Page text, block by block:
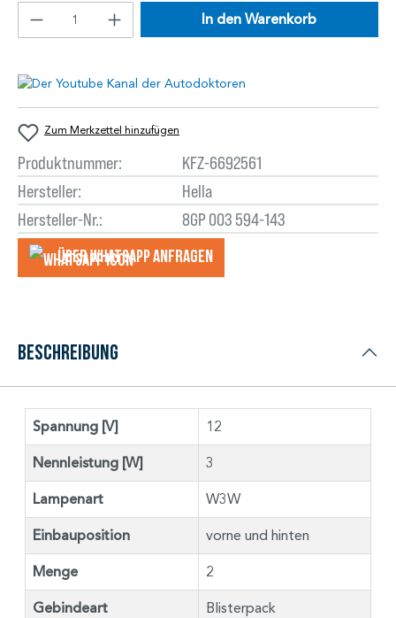
In den Warenkorb
Zum Merkzettel hinzufügen
Produktnummer:
KFZ-6692561
Hersteller:
Hella
Hersteller-Nr.:
8GP 003 594-143
Über WhatsApp anfragеn
Beschreibung
Spannung [V] 12
Nennleistung [W] 3
Lampenart W3W
Einbauposition vorne und hinten
Menge 2
Gebindeart Blisterpack